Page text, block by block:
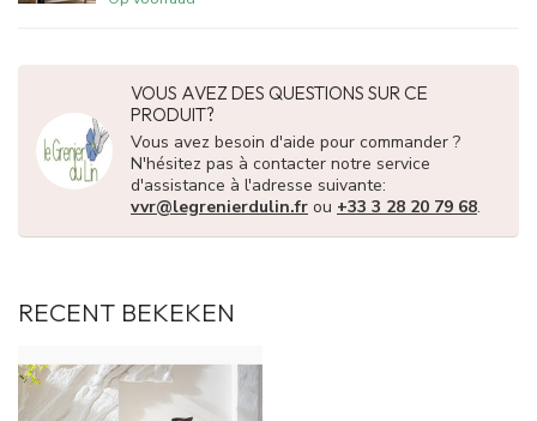
VOUS AVEZ DES QUESTIONS SUR CE
PRODUIT?
Vous avez besoin d'aide pour commander ?
N'hésitez pas à contacter notre service
d'assistance à l'adresse suivante:
vvr@legrenierdulin.fr ou +33 3 28 20 79 68.
RECENT BEKEKEN